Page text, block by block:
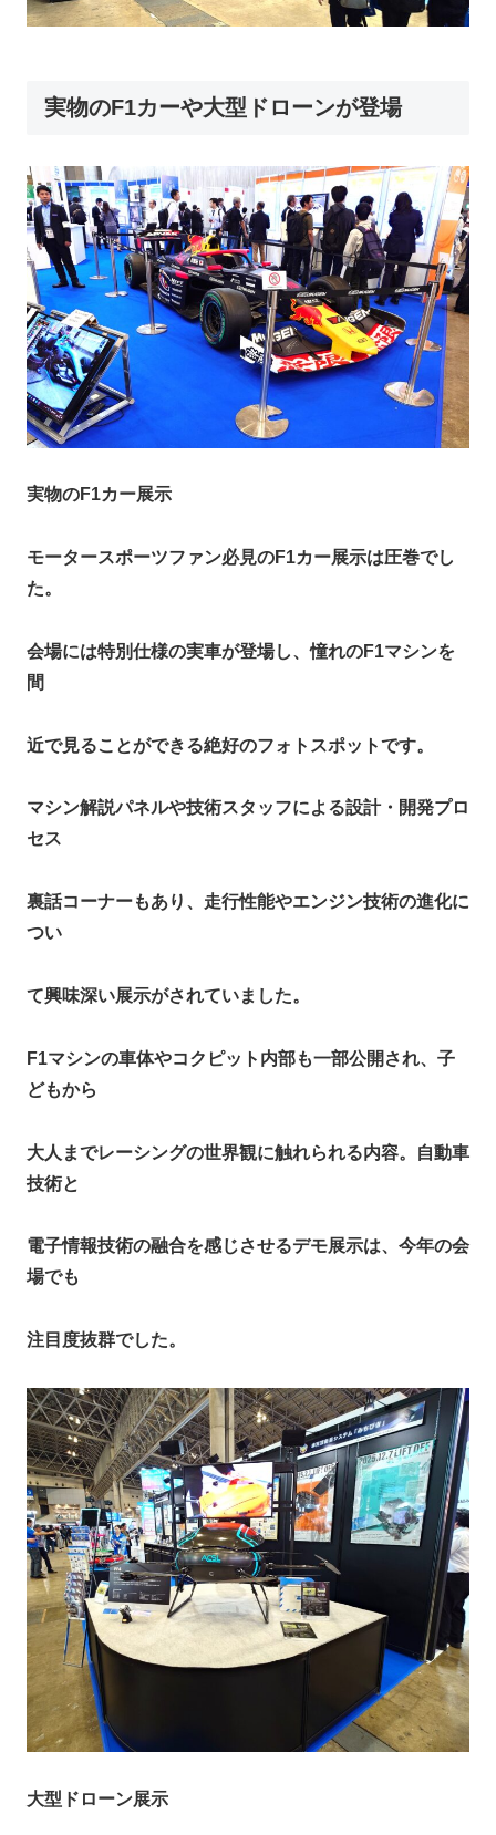
実物のF1カーや大型ドローンが登場
実物のF1カー展示
モータースポーツファン必見のF1カー展示は圧巻でし
た。
会場には特別仕様の実車が登場し、憧れのF1マシンを
間
近で見ることができる絶好のフォトスポットです。
マシン解説パネルや技術スタッフによる設計・開発プロ
セス
裏話コーナーもあり、走行性能やエンジン技術の進化に
つい
て興味深い展示がされていました。​
F1マシンの車体やコクピット内部も一部公開され、子
どもから
大人までレーシングの世界観に触れられる内容。自動車
技術と
電子情報技術の融合を感じさせるデモ展示は、今年の会
場でも
注目度抜群でした。​
大型ドローン展示